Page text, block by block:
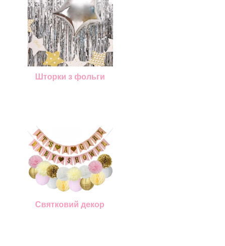
Шторки з фольги
Святковий декор